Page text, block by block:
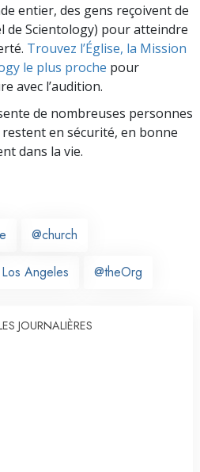
entier, des gens reçoivent de
de Scientology) pour atteindre
Trouvez l’Église, la Mission
le plus proche pour
avec l’audition.
de nombreuses personnes
en sécurité, en bonne
dans la vie.
@church
Angeles @theOrg
JOURNALIÈRES